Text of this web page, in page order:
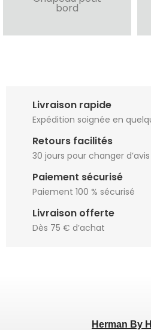
bord
Livraison rapide
Expédition soignée en
Retours facilités
30 jours pour changer d’avis
Paiement sécurisé
Paiement 100 % sécurisé
Livraison offerte
Dès 75 € d’achat
Herman By